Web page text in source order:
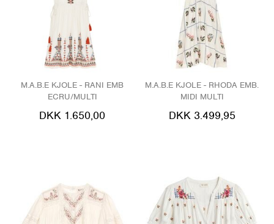
M.A.B.E KJOLE - RANI EMB
ECRU/MULTI
DKK 1.650,00
M.A.B.E KJOLE - RHODA EMB.
MIDI MULTI
DKK 3.499,95